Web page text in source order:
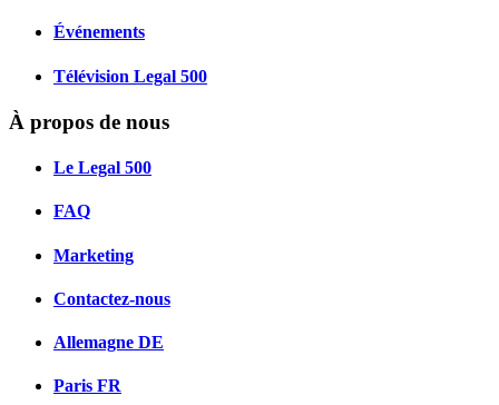
Événements
Télévision Legal 500
À propos de nous
Le Legal 500
FAQ
Marketing
Contactez-nous
Allemagne DE
Paris FR